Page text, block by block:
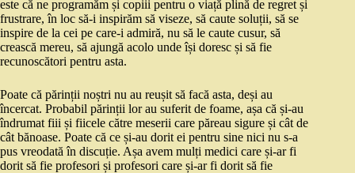
este că ne programăm și copiii pentru o viață plină de regret și
frustrare, în loc să-i inspirăm să viseze, să caute soluții, să se
inspire de la cei pe care-i admiră, nu să le caute cusur, să
crească mereu, să ajungă acolo unde își doresc și să fie
recunoscători pentru asta.
Poate că părinții noștri nu au reușit să facă asta, deși au
încercat. Probabil părinții lor au suferit de foame, așa că și-au
îndrumat fiii și fiicele către meserii care păreau sigure și cât de
cât bănoase. Poate că ce și-au dorit ei pentru sine nici nu s-a
pus vreodată în discuție. Așa avem mulți medici care și-ar fi
dorit să fie profesori și profesori care și-ar fi dorit să fie